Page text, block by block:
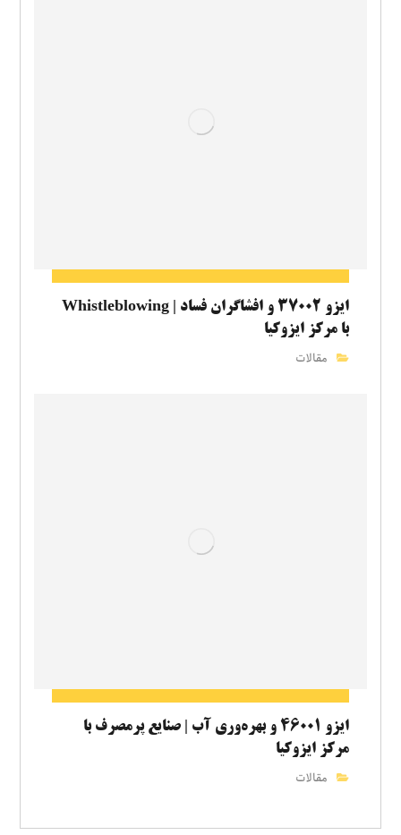
ایزو ۳۷۰۰۲ و افشاگران فساد | Whistleblowing
با مرکز ایزوکیا
مقالات
ایزو ۴۶۰۰۱ و بهره‌وری آب | صنایع پرمصرف با
مرکز ایزوکیا
مقالات